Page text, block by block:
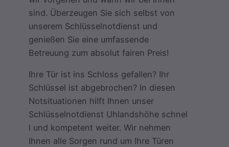
sind. Überzeugen Sie sich selbst von
unserem Schlüsselnotdienst und
genießen Sie eine umfassende
Betreuung zum absolut fairen Preis!
Ihre Tür ist ins Schloss gefallen? Ihr
Schlüssel ist abgebrochen? In diesen
Notsituationen hilft Ihnen unser
Schlüsselnotdienst Uhlandshöhe schnel
l und kompetent weiter. Wir nehmen
Ihnen alle Sorgen rund um Ihre Türen